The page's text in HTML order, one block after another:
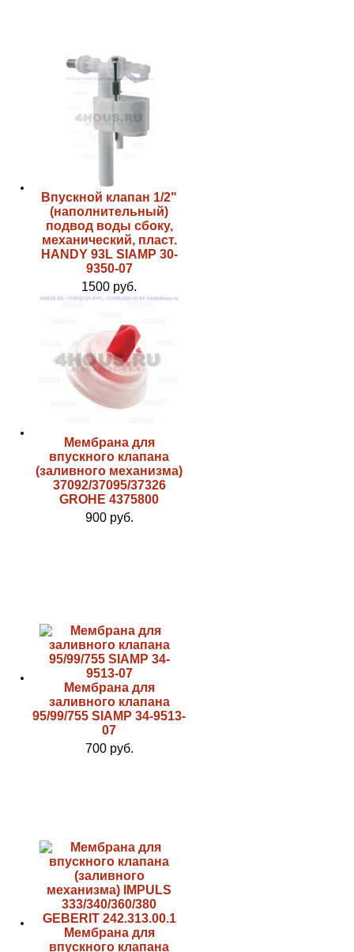
Впускной клапан 1/2"
(наполнительный)
подвод воды сбоку,
механический, пласт.
HANDY 93L SIAMP 30-
9350-07
1500 руб.
Мембрана для
впускного клапана
(заливного механизма)
37092/37095/37326
GROHE 4375800
900 руб.
Мембрана для
заливного клапана
95/99/755 SIAMP 34-9513-
07
700 руб.
Мембрана для
впускного клапана